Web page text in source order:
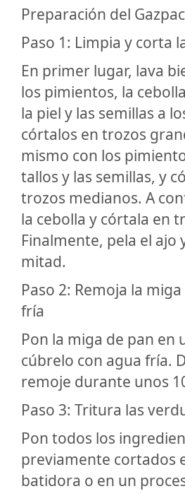
Preparación del
Paso 1: Limpia y corta
En primer lugar, lava
los pimientos, la
la piel y las semillas a
córtalos en trozos
mismo con los
tallos y las semillas, y
trozos medianos. A
la cebolla y córtala en
Finalmente, pela el ajo
mitad.
Paso 2: Remoja la
fría
Pon la miga de pan en
cúbrelo con agua fría.
remoje durante unos
Paso 3: Tritura las
Pon todos los
previamente cortados
batidora o en un